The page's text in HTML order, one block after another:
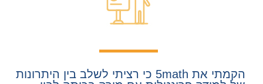
הקמתי את 5math כי רציתי לשלב בין היתרונות